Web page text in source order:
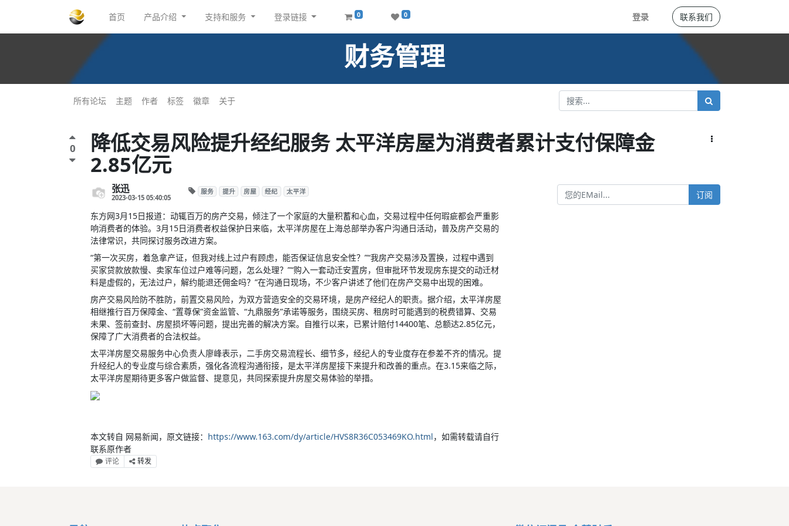
首页 产品介绍 支持和服务 登录链接 0 0 登录 联系我们
财务管理
所有论坛 主题 作者 标签 徽章 关于
0 降低交易风险提升经纪服务 太平洋房屋为消费者累计支付保障金
2.85亿元
张迅
2023-03-15 05:40:05 订阅
服务 提升 房屋 经纪 太平洋
东方网3月15日报道：动辄百万的房产交易，倾注了一个家庭的大量积蓄和心血，交易过程中任何瑕疵都会严重影
响消费者的体验。3月15日消费者权益保护日来临，太平洋房屋在上海总部举办客户沟通日活动，普及房产交易的
法律常识，共同探讨服务改进方案。
“第一次买房，着急拿产证，但我对线上过户有顾虑，能否保证信息安全性？”“我房产交易涉及置换，过程中遇到
买家贷款放款慢、卖家车位过户难等问题，怎么处理？”“购入一套动迁安置房，但审批环节发现房东提交的动迁材
料是虚假的，无法过户，解约能退还佣金吗？”在沟通日现场，不少客户讲述了他们在房产交易中出现的困难。
房产交易风险防不胜防，前置交易风险，为双方营造安全的交易环境，是房产经纪人的职责。据介绍，太平洋房屋
相继推行百万保障金、“置尊保”资金监管、“九鼎服务”承诺等服务，围绕买房、租房时可能遇到的税费错算、交易
未果、签前查封、房屋损坏等问题，提出完善的解决方案。自推行以来，已累计赔付14400笔、总额达2.85亿元，
保障了广大消费者的合法权益。
太平洋房屋交易服务中心负责人廖峰表示，二手房交易流程长、细节多，经纪人的专业度存在参差不齐的情况。提
升经纪人的专业度与综合素质，强化各流程沟通衔接，是太平洋房屋接下来提升和改善的重点。在3.15来临之际，
太平洋房屋期待更多客户做监督、提意见，共同探索提升房屋交易体验的举措。
本文转自 网易新闻，原文链接： https://www.163.com/dy/article/HVS8R36C053469KO.html，如需转载请自行
联系原作者
评论 转发